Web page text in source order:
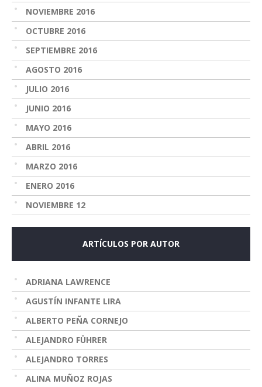
NOVIEMBRE 2016
OCTUBRE 2016
SEPTIEMBRE 2016
AGOSTO 2016
JULIO 2016
JUNIO 2016
MAYO 2016
ABRIL 2016
MARZO 2016
ENERO 2016
NOVIEMBRE 12
ARTÍCULOS POR AUTOR
ADRIANA LAWRENCE
AGUSTÍN INFANTE LIRA
ALBERTO PEÑA CORNEJO
ALEJANDRO FÜHRER
ALEJANDRO TORRES
ALINA MUÑOZ ROJAS